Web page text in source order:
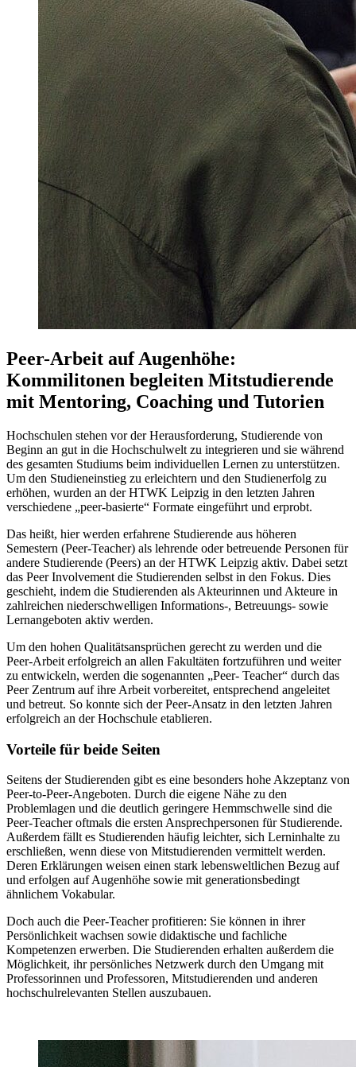
Peer-Arbeit auf Augenhöhe:
Kommilitonen begleiten Mitstudierende
mit Mentoring, Coaching und Tutorien
Hochschulen stehen vor der Herausforderung, Studierende von
Beginn an gut in die Hochschulwelt zu integrieren und sie während
des gesamten Studiums beim individuellen Lernen zu unterstützen.
Um den Studieneinstieg zu erleichtern und den Studienerfolg zu
erhöhen, wurden an der HTWK Leipzig in den letzten Jahren
verschiedene „peer-basierte“ Formate eingeführt und erprobt.
Das heißt, hier werden erfahrene Studierende aus höheren
Semestern (Peer-Teacher) als lehrende oder betreuende Personen für
andere Studierende (Peers) an der HTWK Leipzig aktiv. Dabei setzt
das Peer Involvement die Studierenden selbst in den Fokus. Dies
geschieht, indem die Studierenden als Akteurinnen und Akteure in
zahlreichen niederschwelligen Informations-, Betreuungs- sowie
Lernangeboten aktiv werden.
Um den hohen Qualitätsansprüchen gerecht zu werden und die
Peer-Arbeit erfolgreich an allen Fakultäten fortzuführen und weiter
zu entwickeln, werden die sogenannten „Peer- Teacher“ durch das
Peer Zentrum auf ihre Arbeit vorbereitet, entsprechend angeleitet
und betreut. So konnte sich der Peer-Ansatz in den letzten Jahren
erfolgreich an der Hochschule etablieren.
Vorteile für beide Seiten
Seitens der Studierenden gibt es eine besonders hohe Akzeptanz von
Peer-to-Peer-Angeboten. Durch die eigene Nähe zu den
Problemlagen und die deutlich geringere Hemmschwelle sind die
Peer-Teacher oftmals die ersten Ansprechpersonen für Studierende.
Außerdem fällt es Studierenden häufig leichter, sich Lerninhalte zu
erschließen, wenn diese von Mitstudierenden vermittelt werden.
Deren Erklärungen weisen einen stark lebensweltlichen Bezug auf
und erfolgen auf Augenhöhe sowie mit generationsbedingt
ähnlichem Vokabular.
Doch auch die Peer-Teacher profitieren: Sie können in ihrer
Persönlichkeit wachsen sowie didaktische und fachliche
Kompetenzen erwerben. Die Studierenden erhalten außerdem die
Möglichkeit, ihr persönliches Netzwerk durch den Umgang mit
Professorinnen und Professoren, Mitstudierenden und anderen
hochschulrelevanten Stellen auszubauen.